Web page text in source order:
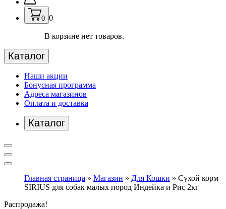
0 0
В корзине нет товаров.
Каталог
Наши акции
Бонусная программа
Адреса магазинов
Оплата и доставка
Каталог
Главная страница » Магазин » Для Кошки » Сухой корм
SIRIUS для собак малых пород Индейка и Рис 2кг
Распродажа!